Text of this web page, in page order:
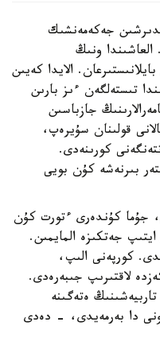
جەكەمەنشىك
ونىڭ
الايدا كەيىن
تىستەلگەن ءىز بارىن
جازباسىن
قولىنان سۇيرەپ،
كورىنەدى.
بىرنەشە كۇن بويى
جۇما كۇندەرى ءتورت كۇن
جەتكىزە المايمىن.
كورپەنى الىپ،
لاقتىرىپ جىبەرەدى.
ەتەگىنە
دا بەرمەيدى، - دەدى